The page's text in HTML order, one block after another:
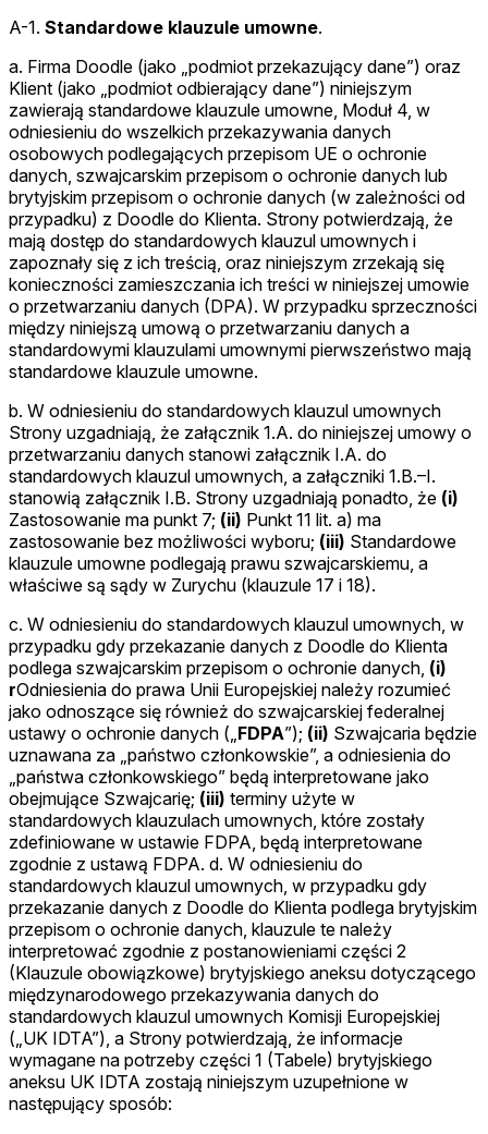
A-1. Standardowe klauzule umowne.
a. Firma Doodle (jako „podmiot przekazujący dane”) oraz
Klient (jako „podmiot odbierający dane”) niniejszym
zawierają standardowe klauzule umowne, Moduł 4, w
odniesieniu do wszelkich przekazywania danych
osobowych podlegających przepisom UE o ochronie
danych, szwajcarskim przepisom o ochronie danych lub
brytyjskim przepisom o ochronie danych (w zależności od
przypadku) z Doodle do Klienta. Strony potwierdzają, że
mają dostęp do standardowych klauzul umownych i
zapoznały się z ich treścią, oraz niniejszym zrzekają się
konieczności zamieszczania ich treści w niniejszej umowie
o przetwarzaniu danych (DPA). W przypadku sprzeczności
między niniejszą umową o przetwarzaniu danych a
standardowymi klauzulami umownymi pierwszeństwo mają
standardowe klauzule umowne.
b. W odniesieniu do standardowych klauzul umownych
Strony uzgadniają, że załącznik 1.A. do niniejszej umowy o
przetwarzaniu danych stanowi załącznik I.A. do
standardowych klauzul umownych, a załączniki 1.B.–I.
stanowią załącznik I.B. Strony uzgadniają ponadto, że (i)
Zastosowanie ma punkt 7; (ii) Punkt 11 lit. a) ma
zastosowanie bez możliwości wyboru; (iii) Standardowe
klauzule umowne podlegają prawu szwajcarskiemu, a
właściwe są sądy w Zurychu (klauzule 17 i 18).
c. W odniesieniu do standardowych klauzul umownych, w
przypadku gdy przekazanie danych z Doodle do Klienta
podlega szwajcarskim przepisom o ochronie danych, (i)
rOdniesienia do prawa Unii Europejskiej należy rozumieć
jako odnoszące się również do szwajcarskiej federalnej
ustawy o ochronie danych („ FDPA”); (ii) Szwajcaria będzie
uznawana za „państwo członkowskie”, a odniesienia do
„państwa członkowskiego” będą interpretowane jako
obejmujące Szwajcarię; (iii) terminy użyte w
standardowych klauzulach umownych, które zostały
zdefiniowane w ustawie FDPA, będą interpretowane
zgodnie z ustawą FDPA. d. W odniesieniu do
standardowych klauzul umownych, w przypadku gdy
przekazanie danych z Doodle do Klienta podlega brytyjskim
przepisom o ochronie danych, klauzule te należy
interpretować zgodnie z postanowieniami części 2
(Klauzule obowiązkowe) brytyjskiego aneksu dotyczącego
międzynarodowego przekazywania danych do
standardowych klauzul umownych Komisji Europejskiej
(„UK IDTA”), a Strony potwierdzają, że informacje
wymagane na potrzeby części 1 (Tabele) brytyjskiego
aneksu UK IDTA zostają niniejszym uzupełnione w
następujący sposób: